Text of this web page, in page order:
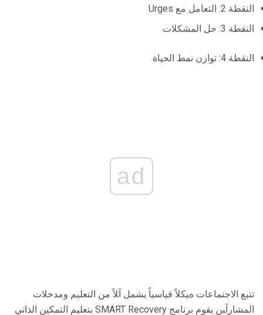
النقطة 2: التعامل مع Urges
النقطة 3: حل المشكلات
النقطة 4: توازن نمط الحياة
ad
ﺗﺘﺒﻊ اﻻﺟﺘﻤﺎﻋﺎت هﻴﻜﻼً ﻗﻴﺎﺳﻴﺎً ﻳﺸﻤﻞ آﻼً ﻣﻦ اﻟﺘﻌﻠﻴﻢ وﻣﺪﺧﻼت
اﻟﻤﺸﺎرآﻴﻦ يقوم برنامج SMART Recovery بتعليم التمكين الذاتي